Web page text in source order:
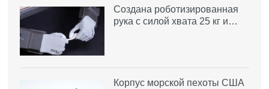
Создана роботизированная
рука с силой хвата 25 кг и…
Корпус морской пехоты США